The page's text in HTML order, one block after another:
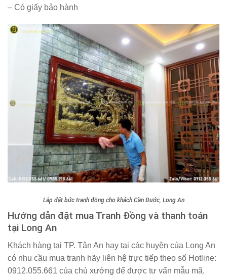
– Có giấy bảo hành
Lắp đặt bức tranh đồng cho khách Cần Đước, Long An
Hướng dẫn đặt mua Tranh Đồng và thanh toán
tại Long An
Khách hàng tại TP. Tân An hay tại các huyện của Long An
có nhu cầu mua tranh hãy liên hệ trực tiếp theo số Hotline:
0912.055.661 của chủ xưởng để được tư vấn mẫu mã,